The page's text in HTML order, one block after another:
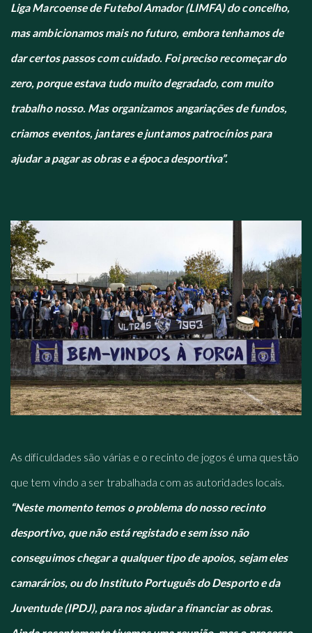
Liga Marcoense de Futebol Amador (LIMFA) do concelho,
mas ambicionamos mais no futuro, embora tenhamos de
dar certos passos com cuidado. Foi preciso recomeçar do
zero, porque estava tudo muito degradado, com muito
trabalho nosso. Mas organizamos angariações de fundos,
criamos eventos, jantares e juntamos patrocínios para
ajudar a pagar as obras e a época desportiva”.
As dificuldades são várias e o recinto de jogos é uma questão
que tem vindo a ser trabalhada com as autoridades locais.
“Neste momento temos o problema do nosso recinto
desportivo, que não está registado e sem isso não
conseguimos chegar a qualquer tipo de apoios, sejam eles
camarários, ou do Instituto Português do Desporto e da
Juventude (IPDJ), para nos ajudar a financiar as obras.